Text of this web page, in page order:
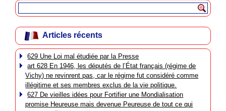
Articles récents
629 Une Loi mal étudiée par la Presse
art 628 En 1946, les députés de l’État français (régime de
Vichy) ne revinrent pas, car le régime fut considéré comme
illégitime et ses membres exclus de la vie politique.
627 De vieilles idées pour Fortifier une Mondialisation
promise Heureuse mais devenue Peureuse de tout ce qui